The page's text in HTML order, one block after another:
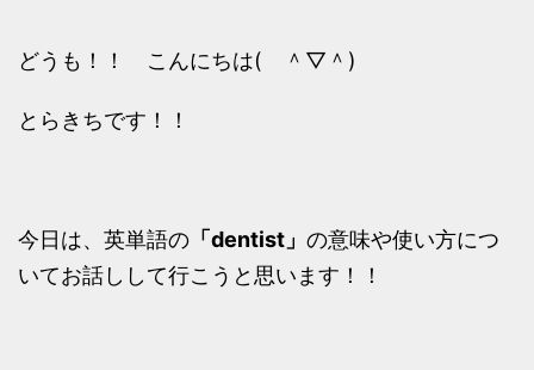
どうも！！ こんにちは( ＾▽＾)
とらきちです！！
今日は、英単語の 「dentist」 の意味や使い方につ
いてお話しして行こうと思います！！